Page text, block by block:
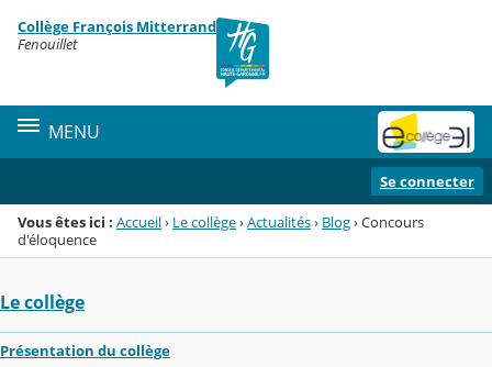
Menu de la rubrique
Contenu
Collège François Mitterrand
Fenouillet
MENU
Se connecter
Vous êtes ici : Accueil› Le collège›Actualités› Blog›Concours
d'éloquence
Le collège
Présentation du collège